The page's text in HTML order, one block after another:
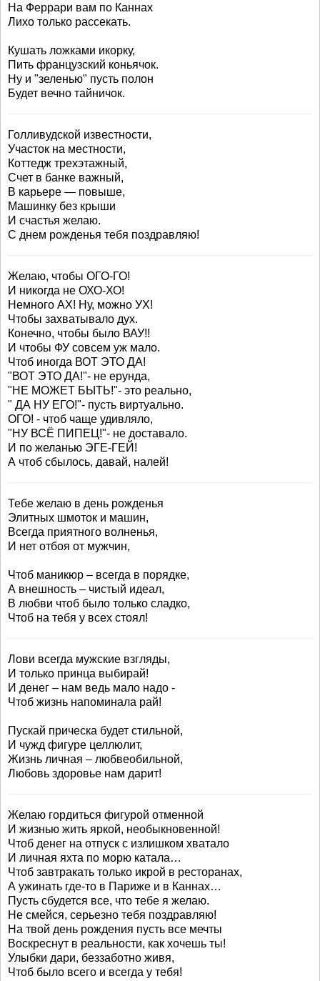
На Феррари вам по Каннах
Лихо только рассекать.
Кушать ложками икорку,
Пить французский коньячок.
Ну и "зеленью" пусть полон
Будет вечно тайничок.
Голливудской известности,
Участок на местности,
Коттедж трехэтажный,
Счет в банке важный,
В карьере — повыше,
Машинку без крыши
И счастья желаю.
С днем рожденья тебя поздравляю!
Желаю, чтобы ОГО-ГО!
И никогда не ОХО-ХО!
Немного АХ! Ну, можно УХ!
Чтобы захватывало дух.
Конечно, чтобы было ВАУ!!
И чтобы ФУ совсем уж мало.
Чтоб иногда ВОТ ЭТО ДА!
"ВОТ ЭТО ДА!"- не ерунда,
"НЕ МОЖЕТ БЫТЬ!"- это реально,
" ДА НУ ЕГО!"- пусть виртуально.
ОГО! - чтоб чаще удивляло,
"НУ ВСЁ ПИПЕЦ!"- не доставало.
И по желанью ЭГЕ-ГЕЙ!
А чтоб сбылось, давай, налей!
Тебе желаю в день рожденья
Элитных шмоток и машин,
Всегда приятного волненья,
И нет отбоя от мужчин,
Чтоб маникюр – всегда в порядке,
А внешность – чистый идеал,
В любви чтоб было только сладко,
Чтоб на тебя у всех стоял!
Лови всегда мужские взгляды,
И только принца выбирай!
И денег – нам ведь мало надо -
Чтоб жизнь напоминала рай!
Пускай прическа будет стильной,
И чужд фигуре целлюлит,
Жизнь личная – любвеобильной,
Любовь здоровье нам дарит!
Желаю гордиться фигурой отменной
И жизнью жить яркой, необыкновенной!
Чтоб денег на отпуск с излишком хватало
И личная яхта по морю катала…
Чтоб завтракать только икрой в ресторанах,
А ужинать где-то в Париже и в Каннах…
Пусть сбудется все, что тебе я желаю.
Не смейся, серьезно тебя поздравляю!
На твой день рождения пусть все мечты
Воскреснут в реальности, как хочешь ты!
Улыбки дари, беззаботно живя,
Чтоб было всего и всегда у тебя!